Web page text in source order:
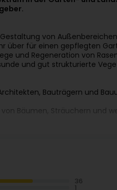
von
über für einen gepflegten
und Regeneration von
und gut strukturierte
Bauträgern und
Bäumen, Sträuchern und